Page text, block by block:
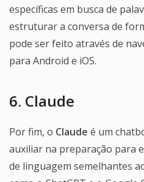
específicas em busca de
estruturar a conversa de
pode ser feito através de
para Android e iOS.
6. Claude
Por fim, o Claude é um
auxiliar na preparação para
de linguagem semelhantes